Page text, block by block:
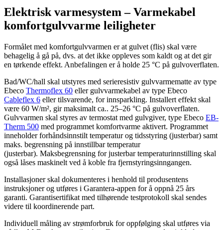
Elektrisk varmesystem – Varmekabel
komfortgulvvarme leiligheter
Formålet med komfortgulvvarmen er at gulvet (flis) skal være
behagelig å gå på, dvs. at det ikke oppleves som kaldt og at det gir
en tørkende effekt. Anbefalingen er å holde 25 °C på gulvoverflaten.
Bad/WC/hall skal utstyres med serieresistiv gulvvarmematte av type
Ebeco Thermoflex 60 eller gulvvarmekabel av type Ebeco
Cableflex 6 eller tilsvarende, for innsparkling. Installert effekt skal
være 60 W/m², gir maksimalt ca.. 25–26 °C på gulvoverflaten.
Gulvvarmen skal styres av termostat med gulvgiver, type Ebeco EB-
Therm 500 med programmet komfortvarme aktivert. Programmet
inneholder forhåndsinnstilt temperatur og tidsstyring (justerbar) samt
maks. begrensning på innstillbar temperatur
(justerbar). Maksbegrensning for justerbar temperaturinnstilling skal
også låses maskinelt ved å koble fra fjernstyringsinngangen.
Installasjoner skal dokumenteres i henhold til produsentens
instruksjoner og utføres i Garantera-appen for å oppnå 25 års
garanti. Garantisertifikat med tilhørende testprotokoll skal sendes
videre til koordinerende part.
Individuell måling av strømforbruk for oppfølging skal utføres via